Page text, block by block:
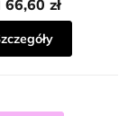
66,60 zł